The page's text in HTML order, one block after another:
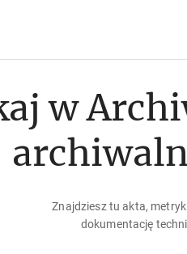
w
Znajdziesz tu akta,
dokumentację